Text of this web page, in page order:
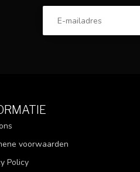
voorwaarden
Policy